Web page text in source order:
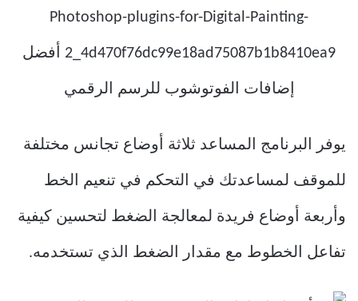
يوفر البرنامج المساعد ثلاثة أوضاع تجانس مختلفة
للموقف لمساعدتك في التحكم في تنعيم الخط
وأربعة أوضاع فريدة لمعالجة الضغط لتحسين كيفية
تفاعل الخطوط مع مقدار الضغط الذي تستخدمه.